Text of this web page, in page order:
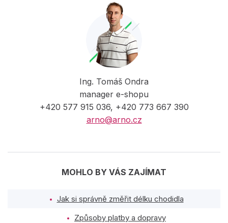
Ing. Tomáš Ondra
manager e-shopu
+420 577 915 036, +420 773 667 390
arno@arno.cz
MOHLO BY VÁS ZAJÍMAT
Jak si správně změřit délku chodidla
Způsoby platby a dopravy